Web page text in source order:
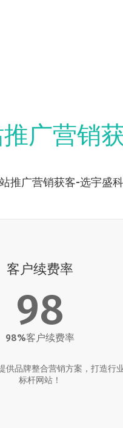
广营销
推广营销获客-选宇盛
客户续费率
98
98%客户续费率
供品牌整合营销方案，打造行
标杆网站！